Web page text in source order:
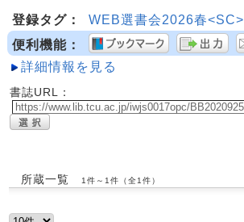
登録タグ：
WEB選書会2026春<SC>
便利機能：
詳細情報を見る
書誌URL：
所蔵一覧 1件～1件（全1件）